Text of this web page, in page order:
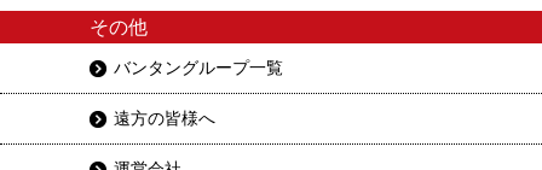
その他
バンタングループ一覧
遠方の皆様へ